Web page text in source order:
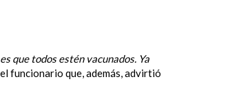
que todos estén vacunados. Ya
funcionario que, además, advirtió